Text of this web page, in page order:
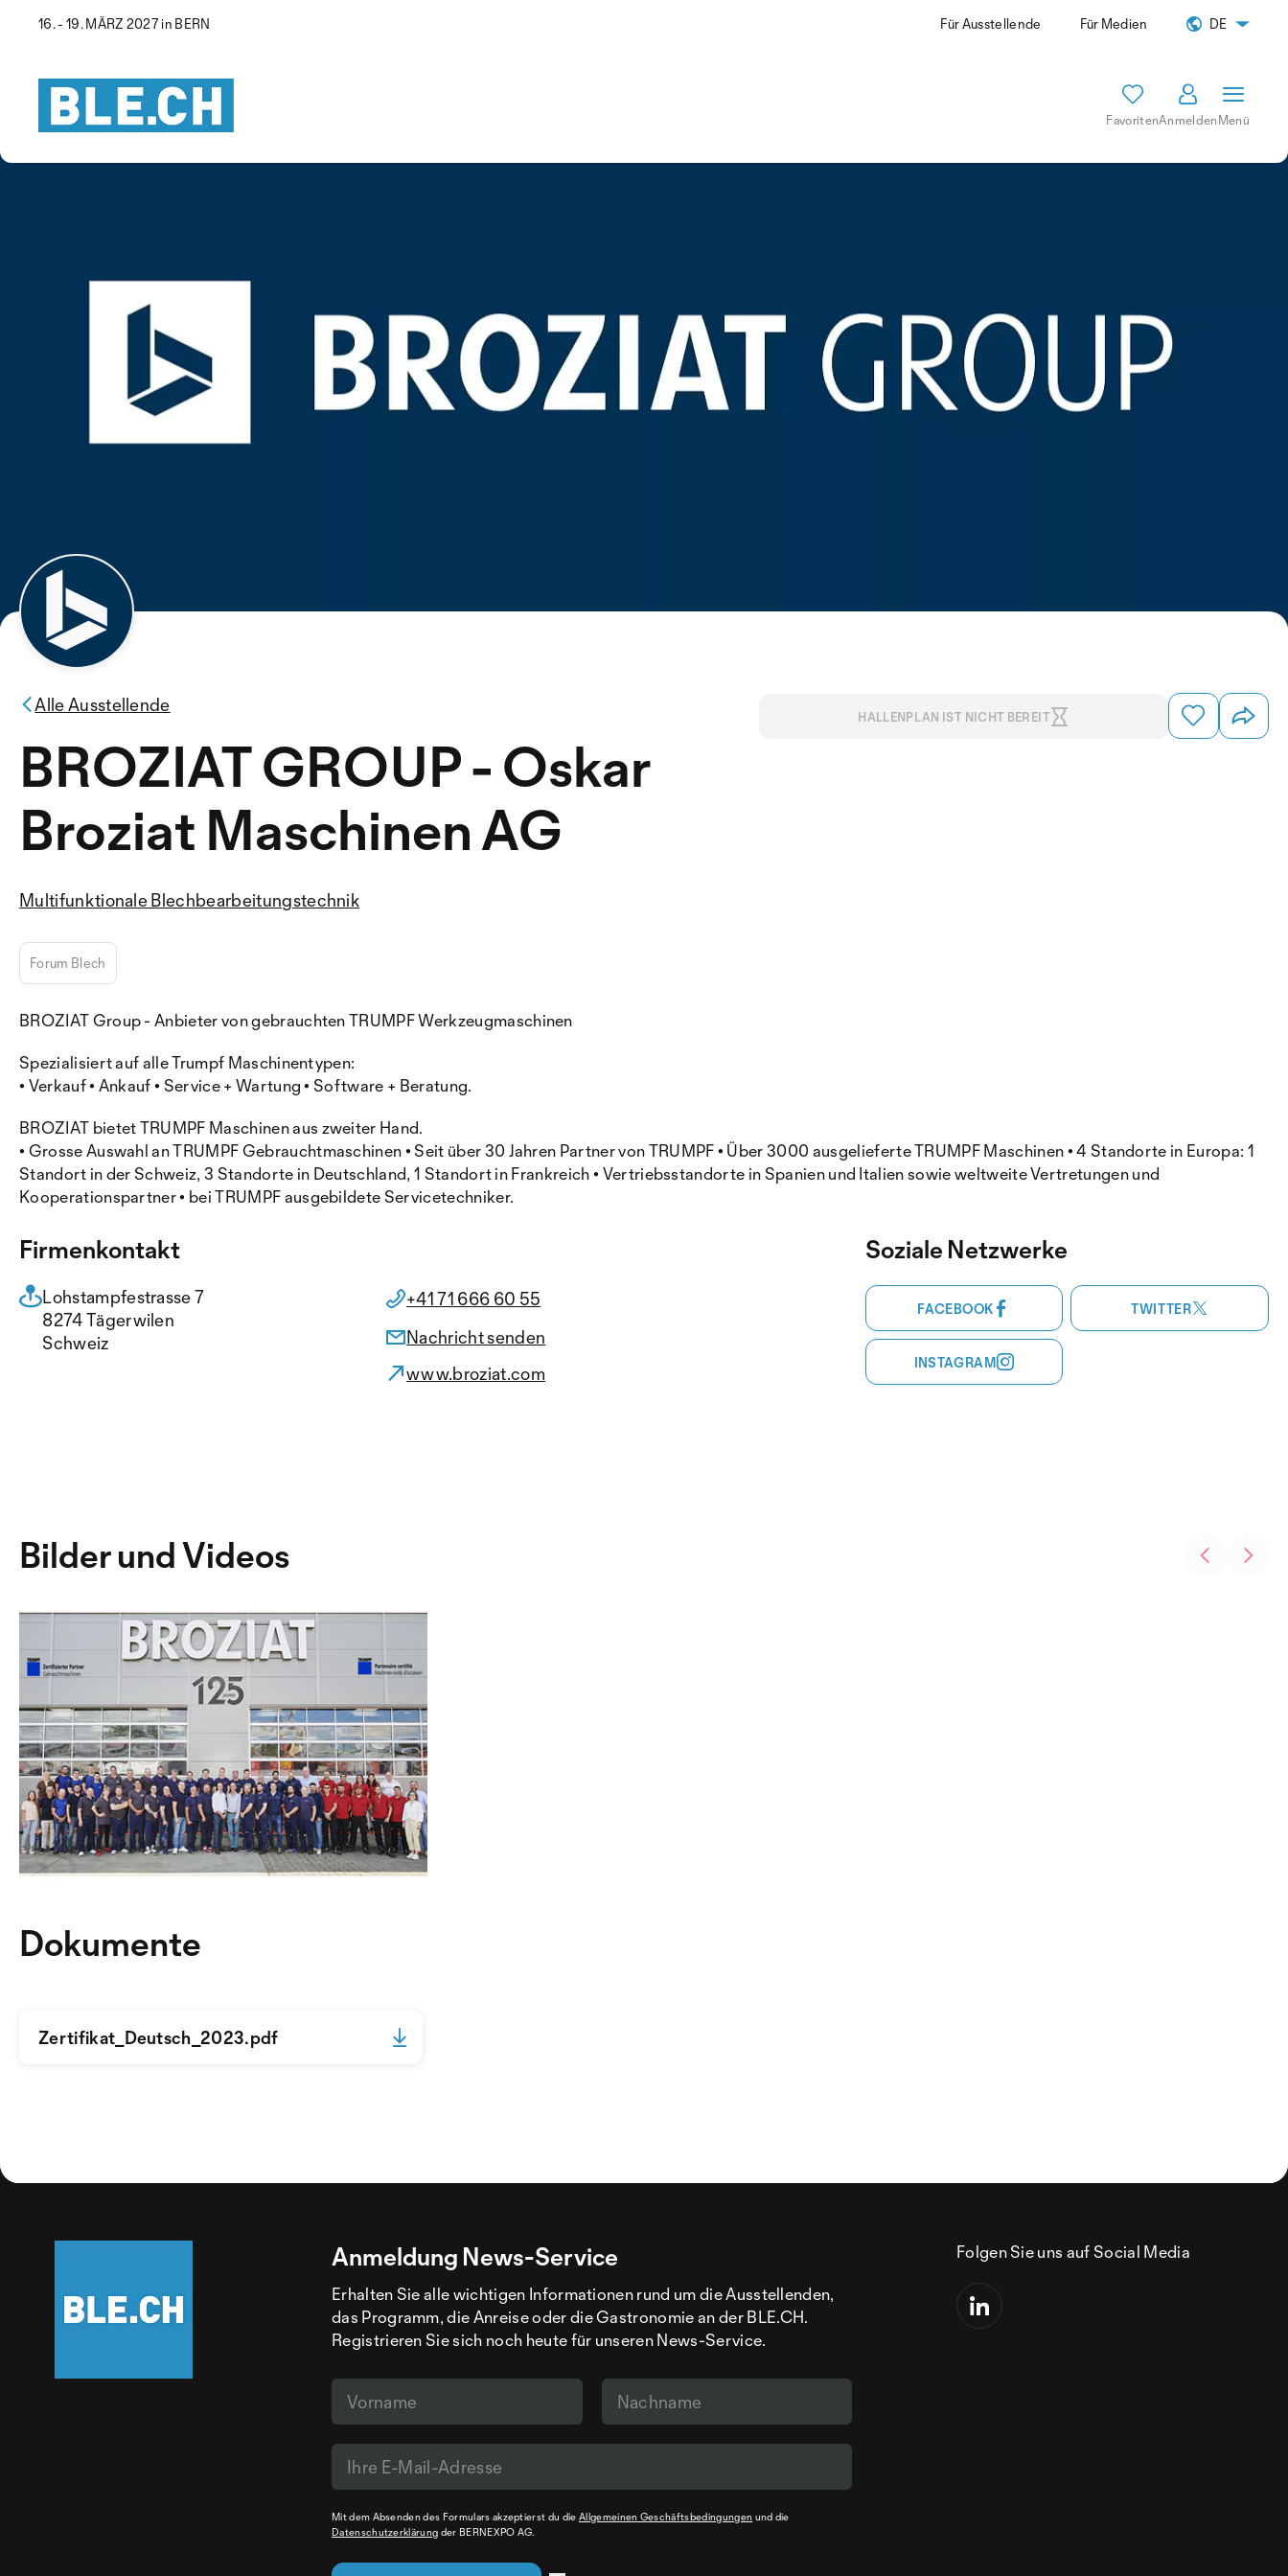
16. - 19. MÄRZ 2027 in BERN Für Ausstellende Für Medien DE
FavoritenAnmeldenMenü
Alle Ausstellende
BROZIAT GROUP - Oskar
Broziat Maschinen AG
Multifunktionale Blechbearbeitungstechnik
Forum Blech
HALLENPLAN IST NICHT BEREIT
BROZIAT Group - Anbieter von gebrauchten TRUMPF Werkzeugmaschinen
Spezialisiert auf alle Trumpf Maschinentypen:
• Verkauf • Ankauf • Service + Wartung • Software + Beratung.
BROZIAT bietet TRUMPF Maschinen aus zweiter Hand.
• Grosse Auswahl an TRUMPF Gebrauchtmaschinen • Seit über 30 Jahren Partner von TRUMPF • Über 3000 ausgelieferte TRUMPF Maschinen • 4 Standorte in Europa: 1
Standort in der Schweiz, 3 Standorte in Deutschland, 1 Standort in Frankreich • Vertriebsstandorte in Spanien und Italien sowie weltweite Vertretungen und
Kooperationspartner • bei TRUMPF ausgebildete Servicetechniker.
Firmenkontakt
Lohstampfestrasse 7
8274 Tägerwilen
Schweiz
+41 71 666 60 55
Nachricht senden
www.broziat.com
Soziale Netzwerke
FACEBOOK TWITTER
INSTAGRAM
Bilder und Videos
Dokumente
Zertifikat_Deutsch_2023.pdf
Anmeldung News-Service
Erhalten Sie alle wichtigen Informationen rund um die Ausstellenden,
das Programm, die Anreise oder die Gastronomie an der BLE.CH.
Registrieren Sie sich noch heute für unseren News-Service.
Mit dem Absenden des Formulars akzeptierst du die Allgemeinen Geschäftsbedingungen und die
Datenschutzerklärung der BERNEXPO AG.
Folgen Sie uns auf Social Media